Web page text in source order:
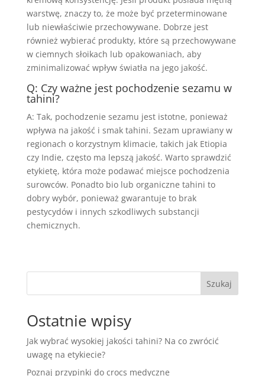
warstwę, znaczy to, że może być przeterminowane
lub niewłaściwie przechowywane. Dobrze jest
również wybierać produkty, które są przechowywane
w ciemnych słoikach lub opakowaniach, aby
zminimalizować wpływ światła na jego jakość.
Q: Czy ważne jest pochodzenie sezamu w
tahini?
A: Tak, pochodzenie sezamu jest istotne, ponieważ
wpływa na jakość i smak tahini. Sezam uprawiany w
regionach o korzystnym klimacie, takich jak Etiopia
czy Indie, często ma lepszą jakość. Warto sprawdzić
etykietę, która może podawać miejsce pochodzenia
surowców. Ponadto bio lub organiczne tahini to
dobry wybór, ponieważ gwarantuje to brak
pestycydów i innych szkodliwych substancji
chemicznych.
Szukaj
Ostatnie wpisy
Jak wybrać wysokiej jakości tahini? Na co zwrócić
uwagę na etykiecie?
Poznaj przypinki do crocs medyczne